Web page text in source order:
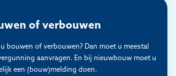
of verbouwen
bouwen of verbouwen? Dan moet u meestal
aanvragen. En bij nieuwbouw moet u
een (bouw)melding doen.